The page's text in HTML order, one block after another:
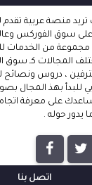
منصة عربية تقدم
على سوق الفوركس
مجموعة من الخدمات
المجالات كـ
، دروس ونصائح
للبدأ بهذ
على معرفة
يدور حوله .
اتصل بنا